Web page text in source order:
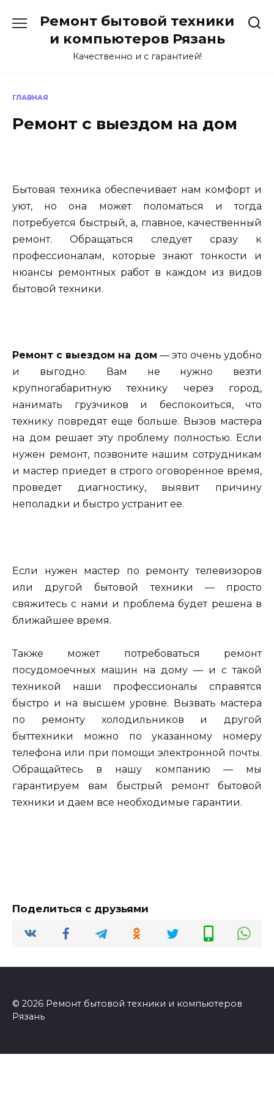
содержанию
Ремонт бытовой техники
и компьютеров Рязань
Качественно и с гарантией!
ГЛАВНАЯ
Ремонт с выездом на дом
Бытовая техника обеспечивает нам комфорт и
уют, но она может поломаться и тогда
потребуется быстрый, а, главное, качественный
ремонт. Обращаться следует сразу к
профессионалам, которые знают тонкости и
нюансы ремонтных работ в каждом из видов
бытовой техники.
Ремонт с выездом на дом — это очень удобно
и выгодно. Вам не нужно везти
крупногабаритную технику через город,
нанимать грузчиков и беспокоиться, что
технику повредят еще больше. Вызов мастера
на дом решает эту проблему полностью. Если
нужен ремонт, позвоните нашим сотрудникам
и мастер приедет в строго оговоренное время,
проведет диагностику, выявит причину
неполадки и быстро устранит ее.
Если нужен мастер по ремонту телевизоров
или другой бытовой техники — просто
свяжитесь с нами и проблема будет решена в
ближайшее время.
Также может потребоваться ремонт
посудомоечных машин на дому — и с такой
техникой наши профессионалы справятся
быстро и на высшем уровне. Вызвать мастера
по ремонту холодильников и другой
быттехники можно по указанному номеру
телефона или при помощи электронной почты.
Обращайтесь в нашу компанию — мы
гарантируем вам быстрый ремонт бытовой
техники и даем все необходимые гарантии.
Поделиться с друзьями
© 2026 Ремонт бытовой техники и компьютеров
Рязань